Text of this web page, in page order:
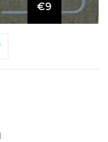
€9